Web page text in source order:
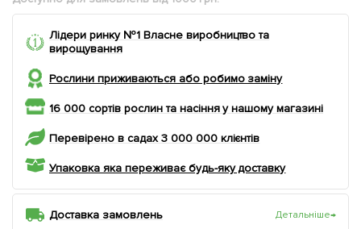
Лідери ринку №1 Власне виробництво та
вирощування
Рослини приживаються або робимо заміну
16 000 сортів рослин та насіння у нашому магазині
Перевірено в садах 3 000 000 клієнтів
Упаковка яка переживає будь-яку доставку
Доставка замовлень Детальніше→